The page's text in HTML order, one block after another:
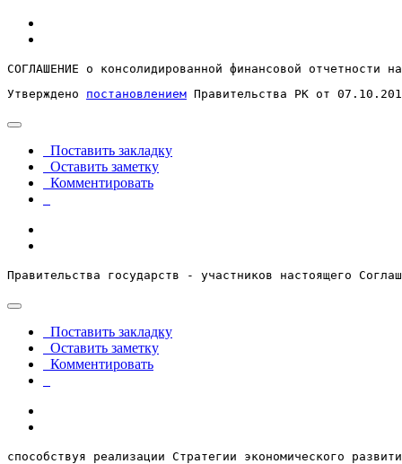
СОГЛАШЕНИЕ о консолидированной финансовой отчетности
Утверждено постановлением Правительства РК от
Поставить закладку
Оставить заметку
Комментировать
Правительства государств - участников настоящего
Поставить закладку
Оставить заметку
Комментировать
способствуя реализации Стратегии экономического